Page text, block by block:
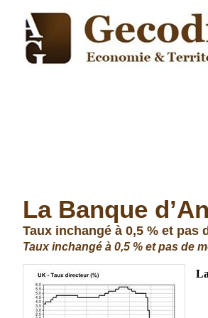
La Banque
Taux inchangé à 0,5 % et pas
Taux inchangé à 0,5 % et pas de